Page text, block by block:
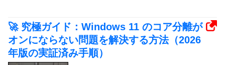
🚀 究極ガイド：Windows 11 のコア分離が
オンにならない問題を解決する方法（2026
年版の実証済み手順）